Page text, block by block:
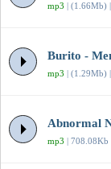
mp3 | (1.66Mb)
Burito -
mp3 | (1.29Mb)
Abnormal
mp3 | 708.08Kb